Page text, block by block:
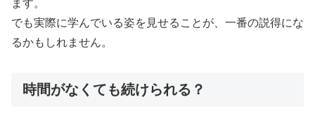
ます。
でも実際に学んでいる姿を見せることが、一番の説得にな
るかもしれません。
時間がなくても続けられる？